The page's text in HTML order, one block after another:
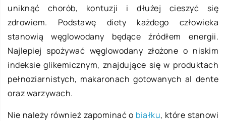
uniknąć chorób, kontuzji i dłużej cieszyć się
zdrowiem. Podstawę diety każdego człowieka
stanowią węglowodany będące źródłem energii.
Najlepiej spożywać węglowodany złożone o niskim
indeksie glikemicznym, znajdujące się w produktach
pełnoziarnistych, makaronach gotowanych al dente
oraz warzywach.
Nie należy również zapominać o białku, które stanowi